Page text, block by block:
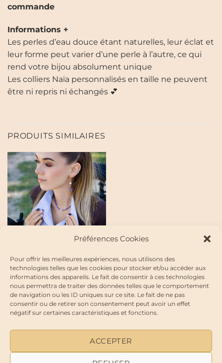
Préférences Cookies
Pour offrir les meilleures expériences, nous utilisons des
technologies telles que les cookies pour stocker et/ou accéder aux
informations des appareils. Le fait de consentir à ces technologies
nous permettra de traiter des données telles que le comportement
de navigation ou les ID uniques sur ce site. Le fait de ne pas
consentir ou de retirer son consentement peut avoir un effet
négatif sur certaines caractéristiques et fonctions.
ACCEPTER
commande
Informations +
Les perles d’eau douce étant naturelles, leur éclat et
leur forme peut varier d’une perle à l’autre, ce qui
rend votre bijou absolument unique
Les colliers Naïa personnalisés en taille ne peuvent
être ni repris ni échangés 💕
PRODUITS SIMILAIRES
COLLIERS
Collier ARMOR – l’esprit
marin
30,00 €
GUIDE DE TAILLES
© 2026 – Tous droits réservés – Les Bijoux de Karine.
Site initialement mis en place avec l’aide de